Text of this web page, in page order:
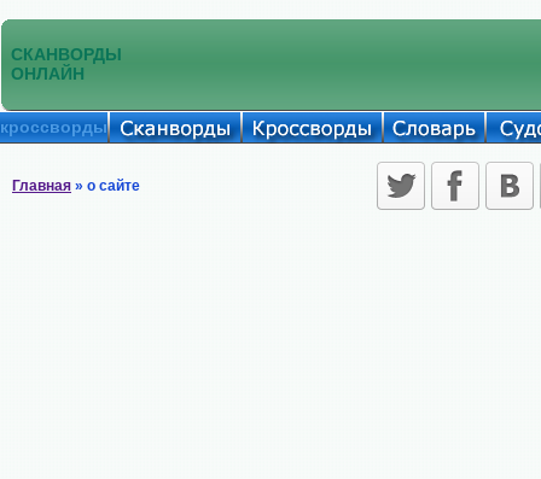
СКАНВОРДЫ
ОНЛАЙН
кроссворды
Главная » о сайте